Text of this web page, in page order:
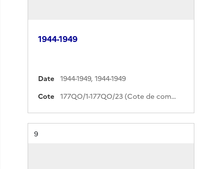
1944-1949
Date 1944-1949, 1944-1949
Cote
177QO/1-177QO/23 (Cote de commande)
Résultat n°
9